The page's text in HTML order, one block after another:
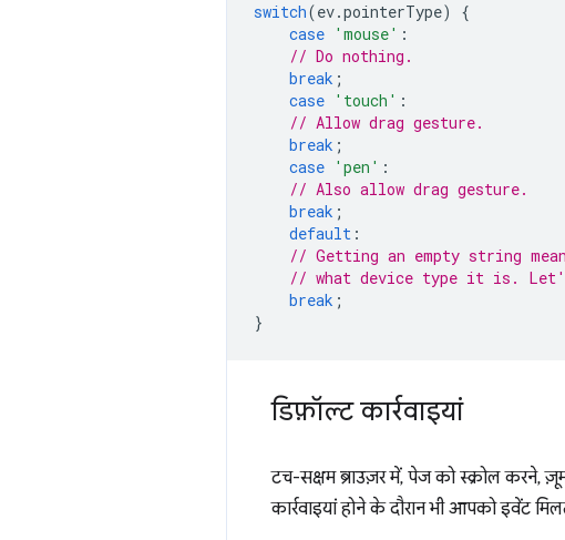
switch(ev.pointerType)
{
case 'mouse' :
// Do nothing.
break ;
case 'touch' :
// Allow drag gesture.
break ;
case 'pen' :
// Also allow drag gesture.
break ;
default :
// Getting an empty string
// what device type it is. Let's
break ;
}
डिफ़ॉल्ट कार्रवाइयां
टच-सक्षम ब्राउज़र में, पेज को स्क्रोल करने,
कार्रवाइयां होने के दौरान भी आपको इवेंट